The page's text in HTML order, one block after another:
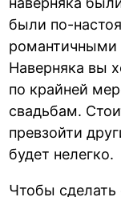
были по-
романтичными
Наверняка вы
по крайней
свадьбам.
превзойти
будет нелегко.
Чтобы